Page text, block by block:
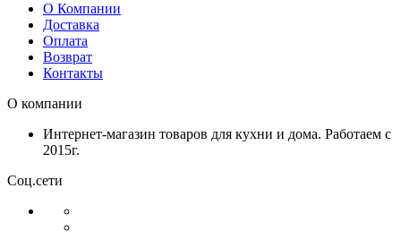
О Компании
Доставка
Оплата
Возврат
Контакты
О компании
Интернет-магазин товаров для кухни и дома. Работаем с
2015г.
Соц.сети